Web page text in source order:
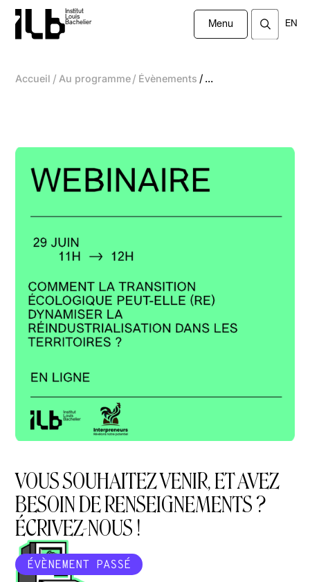
Institut
Louis
Bachelier
Menu EN
Accueil / Au programme/ Évènements / ...
VOUS SOUHAITEZ VENIR, ET AVEZ
BESOIN DE RENSEIGNEMENTS ?
ÉCRIVEZ-NOUS !
ÉVÈNEMENT PASSÉ